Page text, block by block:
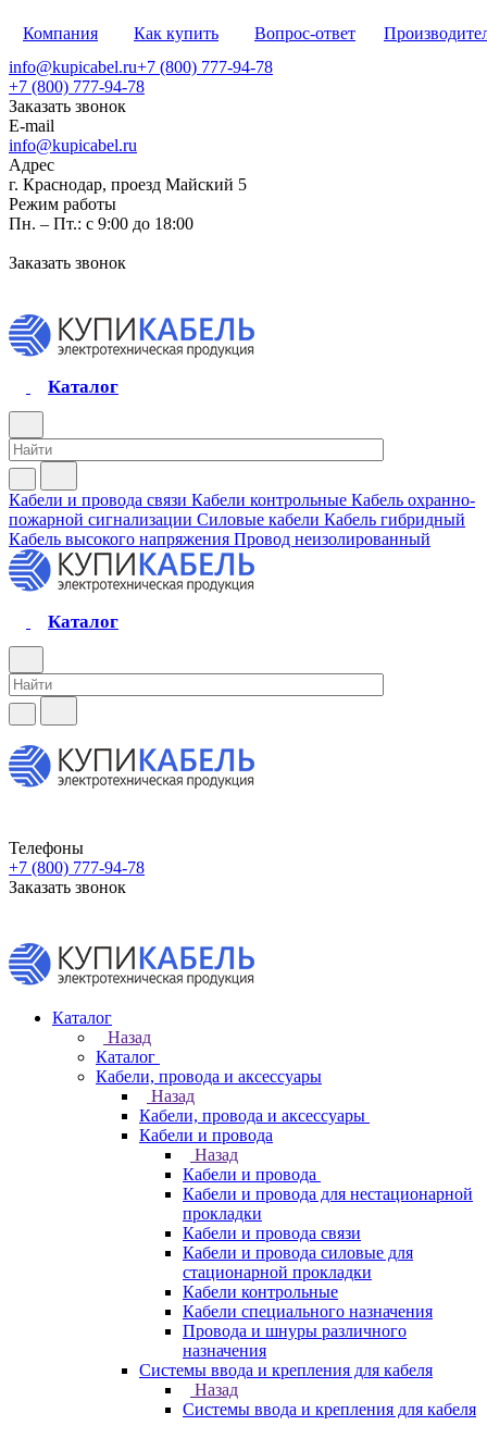
Компания Как купить Вопрос-ответ
info@kupicabel.ru+7 (800) 777-94-78
+7 (800) 777-94-78
Заказать звонок
E-mail
info@kupicabel.ru
Адрес
г. Краснодар, проезд Майский 5
Режим работы
Пн. – Пт.: с 9:00 до 18:00
Заказать звонок
Каталог
Кабели и провода связи Кабели контрольные Кабель охранно-
пожарной сигнализации Силовые кабели Кабель гибридный
Кабель высокого напряжения Провод неизолированный
Каталог
Телефоны
+7 (800) 777-94-78
Заказать звонок
Каталог
Назад
Каталог
Кабели, провода и аксессуары
Назад
Кабели, провода и аксессуары
Кабели и провода
Назад
Кабели и провода
Кабели и провода для нестационарной
прокладки
Кабели и провода связи
Кабели и провода силовые для
стационарной прокладки
Кабели контрольные
Кабели специального назначения
Провода и шнуры различного
назначения
Системы ввода и крепления для кабеля
Назад
Системы ввода и крепления для кабеля